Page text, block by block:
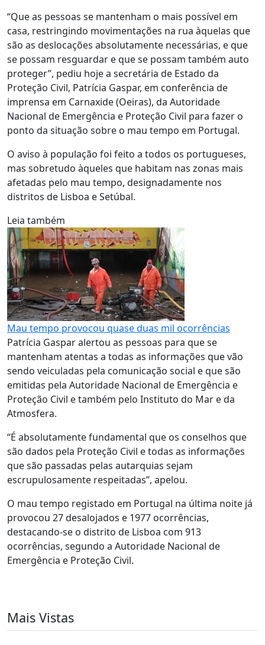
“Que as pessoas se mantenham o mais possível em
casa, restringindo movimentações na rua àquelas que
são as deslocações absolutamente necessárias, e que
se possam resguardar e que se possam também auto
proteger”, pediu hoje a secretária de Estado da
Proteção Civil, Patrícia Gaspar, em conferência de
imprensa em Carnaxide (Oeiras), da Autoridade
Nacional de Emergência e Proteção Civil para fazer o
ponto da situação sobre o mau tempo em Portugal.
O aviso à população foi feito a todos os portugueses,
mas sobretudo àqueles que habitam nas zonas mais
afetadas pelo mau tempo, designadamente nos
distritos de Lisboa e Setúbal.
Leia também
Mau tempo provocou quase duas mil ocorrências
Patrícia Gaspar alertou as pessoas para que se
mantenham atentas a todas as informações que vão
sendo veiculadas pela comunicação social e que são
emitidas pela Autoridade Nacional de Emergência e
Proteção Civil e também pelo Instituto do Mar e da
Atmosfera.
“É absolutamente fundamental que os conselhos que
são dados pela Proteção Civil e todas as informações
que são passadas pelas autarquias sejam
escrupulosamente respeitadas”, apelou.
O mau tempo registado em Portugal na última noite já
provocou 27 desalojados e 1977 ocorrências,
destacando-se o distrito de Lisboa com 913
ocorrências, segundo a Autoridade Nacional de
Emergência e Proteção Civil.
Mais Vistas